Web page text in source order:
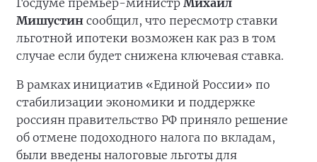
Госдуме премьер-министр Михаил
Мишустин сообщил, что пересмотр ставки
льготной ипотеки возможен как раз в том
случае если будет снижена ключевая ставка.
В рамках инициатив «Единой России» по
стабилизации экономики и поддержке
россиян правительство РФ приняло решение
об отмене подоходного налога по вкладам,
были введены налоговые льготы для